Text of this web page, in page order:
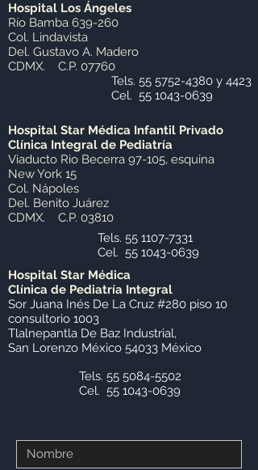
Hospital Los Ángeles
Río Bamba 639-260
Col. Lindavista
Del. Gustavo A. Madero
CDMX. C.P. 07760
Tels. 55 5752-4380 y 4423
Cel. 55 1043-0639
Hospital Star Médica Infantil Privado
Clínica Integral de Pediatría
Viaducto Rio Becerra 97-105, esquina
New York 15
Col. Nápoles
Del. Benito Juárez
CDMX. C.P. 03810
Tels. 55 1107-7331
Cel. 55 1043-0639
Hospital Star Médica
Clínica de Pediatría Integral
Sor Juana Inés De La Cruz #280 piso 10
consultorio 1003
Tlalnepantla De Baz Industrial,
San Lorenzo México 54033 México
Tels. 55 5084-5502
Cel. 55 1043-0639